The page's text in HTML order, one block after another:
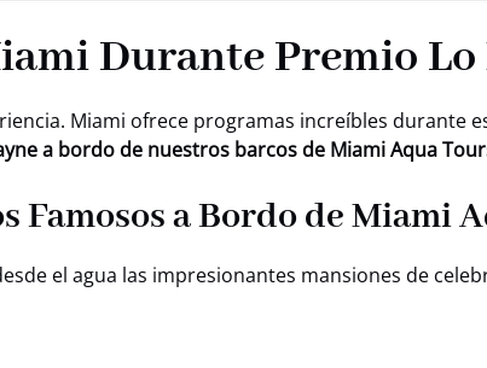
Durante Premio
Miami ofrece programas increíbles durante
a bordo de nuestros barcos de Miami Aqua
Famosos a Bordo de Miami
el agua las impresionantes mansiones de